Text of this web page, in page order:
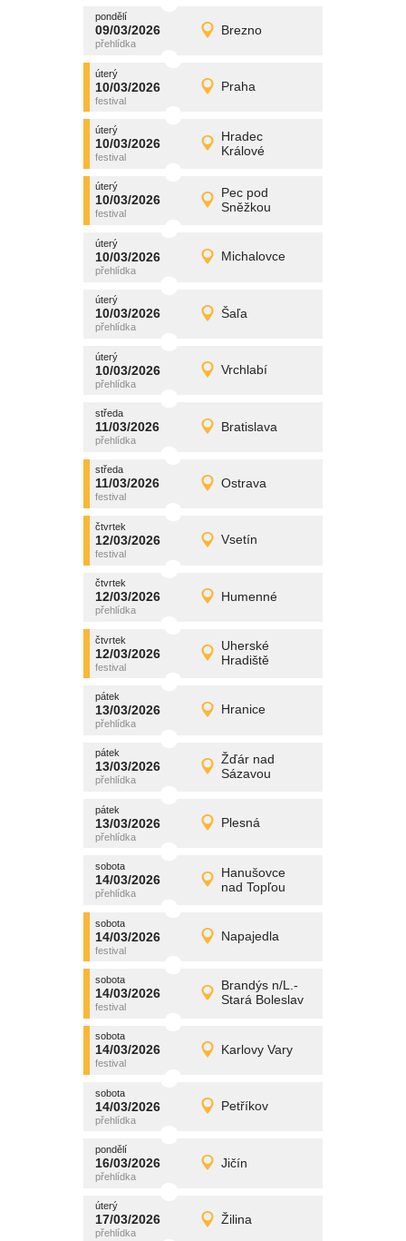
pondělí
09/03/2026 Brezno
pondělí
09/03/2026 Detail
promítání
úterý
10/03/2026 Praha
úterý
10/03/2026 Detail
promítání
úterý
10/03/2026
Hradec
Králové
úterý
10/03/2026 Detail
promítání
úterý
10/03/2026
Pec pod
Sněžkou
úterý
10/03/2026 Detail
promítání
úterý
10/03/2026 Michalovce
úterý
10/03/2026 Detail
promítání
úterý
10/03/2026 Šaľa
úterý
10/03/2026 Detail
promítání
úterý
10/03/2026 Vrchlabí
úterý
10/03/2026 Detail
promítání
středa
11/03/2026 Bratislava
středa
11/03/2026 Detail
promítání
středa
11/03/2026 Ostrava
středa
11/03/2026 Detail
promítání
čtvrtek
12/03/2026 Vsetín
čtvrtek
12/03/2026 Detail
promítání
čtvrtek
12/03/2026 Humenné
čtvrtek
12/03/2026 Detail
promítání
čtvrtek
12/03/2026
Uherské
Hradiště
čtvrtek
12/03/2026 Detail
promítání
pátek
13/03/2026 Hranice
pátek
13/03/2026 Detail
promítání
pátek
13/03/2026
Žďár nad
Sázavou
pátek
13/03/2026 Detail
promítání
pátek
13/03/2026 Plesná
pátek
13/03/2026 Detail
promítání
sobota
14/03/2026
Hanušovce
nad Topľou
sobota
14/03/2026 Detail
promítání
sobota
14/03/2026 Napajedla
sobota
14/03/2026 Detail
promítání
sobota
14/03/2026
Brandýs n/L.-
Stará Boleslav
sobota
14/03/2026 Detail
promítání
sobota
14/03/2026 Karlovy Vary
sobota
14/03/2026 Detail
promítání
sobota
14/03/2026 Petříkov
sobota
14/03/2026 Detail
promítání
pondělí
16/03/2026 Jičín
pondělí
16/03/2026 Detail
promítání
úterý
17/03/2026 Žilina
úterý
17/03/2026 Detail
promítání